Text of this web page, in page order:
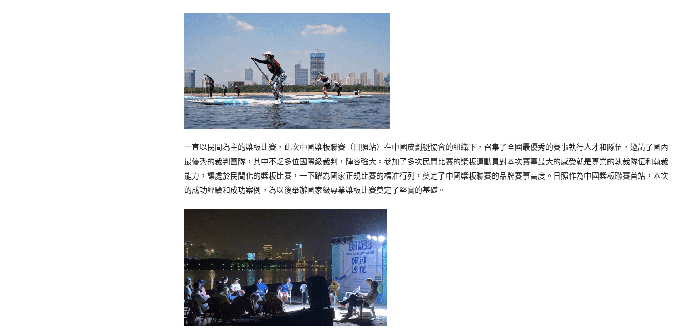
一直以民間為主的槳板比賽，此次中國槳板聯賽（日照站）在中國皮劃艇協會的組織下，召集了全國最優秀的賽事執行人才和隊伍，邀請了國內
最優秀的裁判團隊，其中不乏多位國際級裁判，陣容強大。參加了多次民間比賽的槳板運動員對本次賽事最大的感受就是專業的執裁隊伍和執裁
能力，讓處於民間化的槳板比賽，一下躍為國家正規比賽的標准行列，奠定了中國槳板聯賽的品牌賽事高度。日照作為中國槳板聯賽首站，本次
的成功經驗和成功案例，為以後舉辦國家級專業槳板比賽奠定了堅實的基礎。